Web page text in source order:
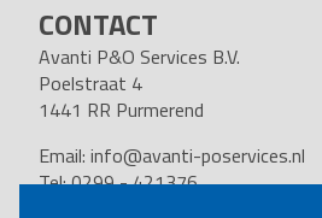
CONTACT
Avanti P&O Services B.V.
Poelstraat 4
1441 RR Purmerend
Email: info@avanti-poservices.nl
Tel: 0299 - 421376